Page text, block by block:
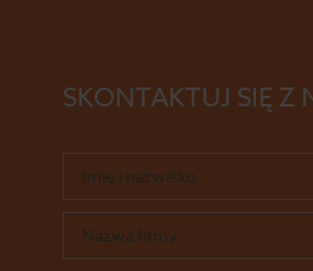
SKONTAKTUJ SIĘ Z